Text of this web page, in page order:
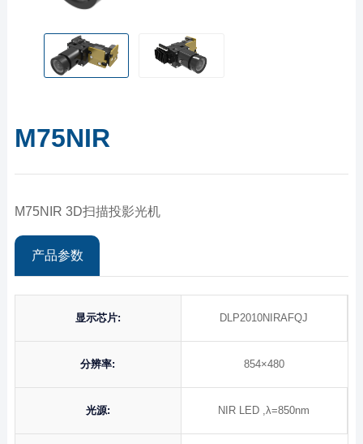
M75NIR
M75NIR 3D扫描投影光机
产品参数
显示芯片: DLP2010NIRAFQJ
分辨率: 854×480
光源: NIR LED ,λ=850nm